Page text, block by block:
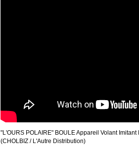
"L'OURS POLAIRE" BOULE Appareil Volant
(CHOLBIZ / L'Autre Distribution)